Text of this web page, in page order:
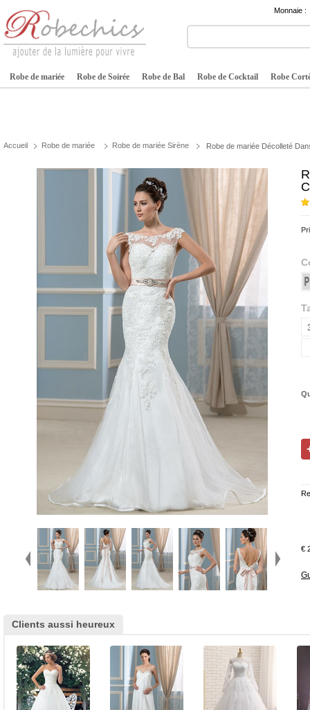
Monnaie :
Robe de mariée Robe de Soirée Robe de Bal Robe de Cocktail Robe
Accueil Robe de mariée Robe de mariée Sirène Robe de mariée Décolleté
€
Clients aussi heureux